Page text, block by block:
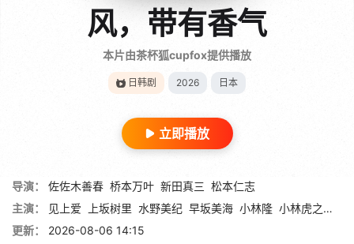
风，带有香气
本片由茶杯狐cupfox提供播放
日韩剧 2026 日本
立即播放
导演： 佐佐木善春 桥本万叶 新田真三 松本仁志
主演：
见上爱 上坂树里 水野美纪 早坂美海 小林隆 小林虎之介
更新：
2026-08-06 14:15